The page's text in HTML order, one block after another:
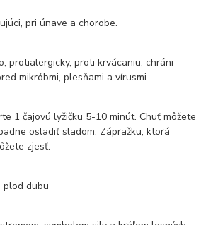
pri únave a chorobe.
protialergicky, proti krvácaniu, chráni
mikróbmi, plesňami a vírusmi.
1 čajovú lyžičku 5-10 minút. Chuť môžete
osladiť sladom. Zápražku, ktorá
zjesť.
plod dubu